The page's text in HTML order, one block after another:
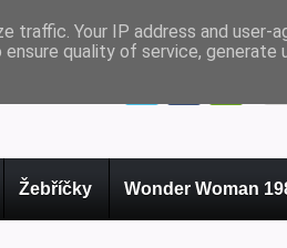
Žebříčky Wonder Woman
traffic. Your IP address and user-
quality of service, generate